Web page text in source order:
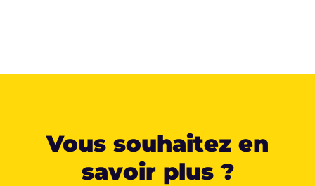
Vous souhaitez en
savoir plus ?